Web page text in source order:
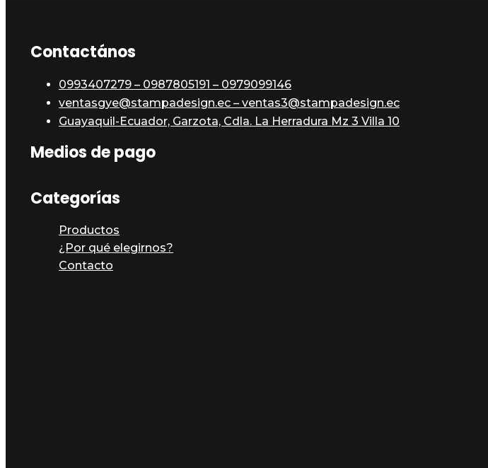
Contactános
0993407279 – 0987805191 – 0979099146
ventasgye@stampadesign.ec – ventas3@stampadesign.ec
Guayaquil-Ecuador, Garzota, Cdla. La Herradura Mz 3 Villa 10
Medios de pago
Categorías
Productos
¿Por qué elegirnos?
Contacto